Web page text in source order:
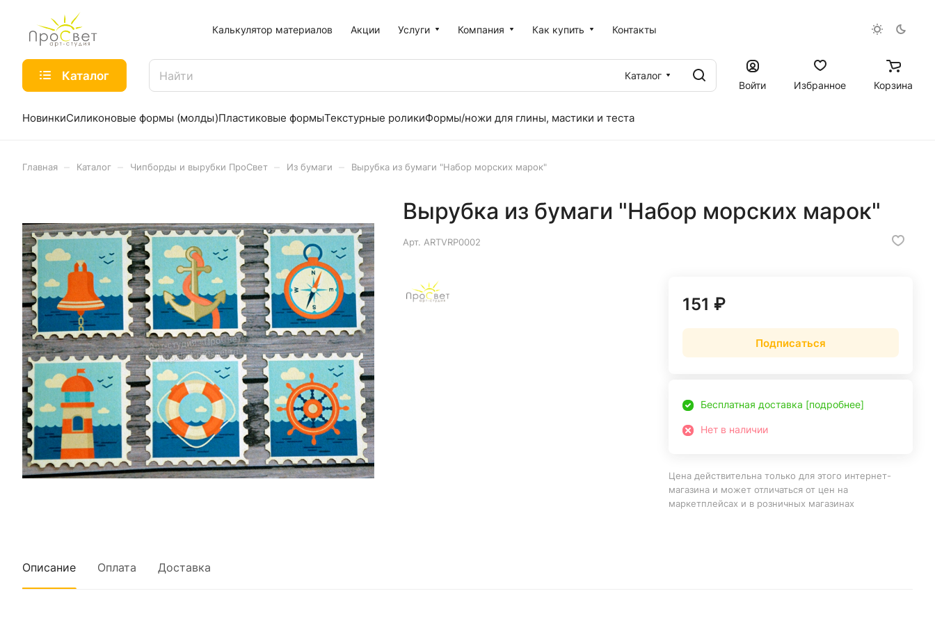
Калькулятор материалов Акции Услуги Компания Как купить Контакты
Каталог
Каталог
Войти
Избранное Корзина
НовинкиСиликоновые формы (молды)Пластиковые формыТекстурные роликиФормы/ножи для глины, мастики и теста
Главная Каталог Чипборды и вырубки ПроСвет Из бумаги Вырубка из бумаги "Набор морских марок"
Вырубка из бумаги "Набор морских марок"
Арт. ARTVRP0002
151 ₽
Подписаться
Бесплатная доставка [подробнее]
Нет в наличии
Цена действительна только для этого интернет-
магазина и может отличаться от цен на
маркетплейсах и в розничных магазинах
Описание Оплата Доставка